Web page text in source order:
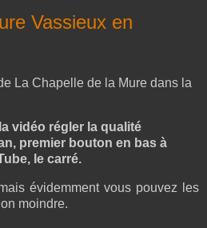
Vassieux en
La Chapelle de la Mure dans la
vidéo régler la qualité
premier bouton en bas à
le carré.
évidemment vous pouvez les
moindre.